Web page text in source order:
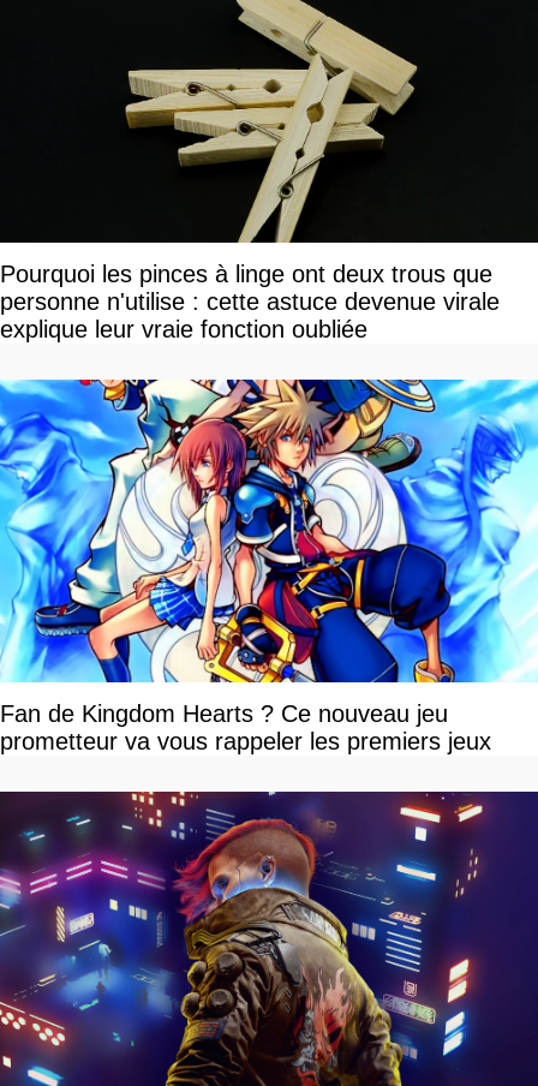
Pourquoi les pinces à linge ont deux trous que
personne n'utilise : cette astuce devenue virale
explique leur vraie fonction oubliée
Fan de Kingdom Hearts ? Ce nouveau jeu
prometteur va vous rappeler les premiers jeux